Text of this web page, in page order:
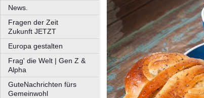
News.
Fragen der Zeit
Zukunft JETZT
Europa gestalten
Frag' die Welt | Gen Z &
Alpha
GuteNachrichten fürs
Gemeinwohl